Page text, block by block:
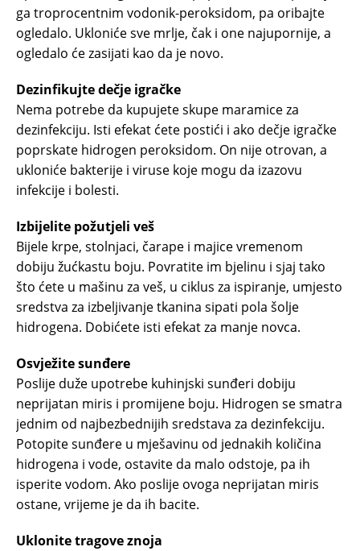
ga troprocentnim vodonik-peroksidom, pa oribajte
ogledalo. Ukloniće sve mrlje, čak i one najupornije, a
ogledalo će zasijati kao da je novo.
Dezinfikujte dečje igračke
Nema potrebe da kupujete skupe maramice za
dezinfekciju. Isti efekat ćete postići i ako dečje igračke
poprskate hidrogen peroksidom. On nije otrovan, a
ukloniće bakterije i viruse koje mogu da izazovu
infekcije i bolesti.
Izbijelite požutjeli veš
Bijele krpe, stolnjaci, čarape i majice vremenom
dobiju žućkastu boju. Povratite im bjelinu i sjaj tako
što ćete u mašinu za veš, u ciklus za ispiranje, umjesto
sredstva za izbeljivanje tkanina sipati pola šolje
hidrogena. Dobićete isti efekat za manje novca.
Osvježite sunđere
Poslije duže upotrebe kuhinjski sunđeri dobiju
neprijatan miris i promijene boju. Hidrogen se smatra
jednim od najbezbednijih sredstava za dezinfekciju.
Potopite sunđere u mješavinu od jednakih količina
hidrogena i vode, ostavite da malo odstoje, pa ih
isperite vodom. Ako poslije ovoga neprijatan miris
ostane, vrijeme je da ih bacite.
Uklonite tragove znoja